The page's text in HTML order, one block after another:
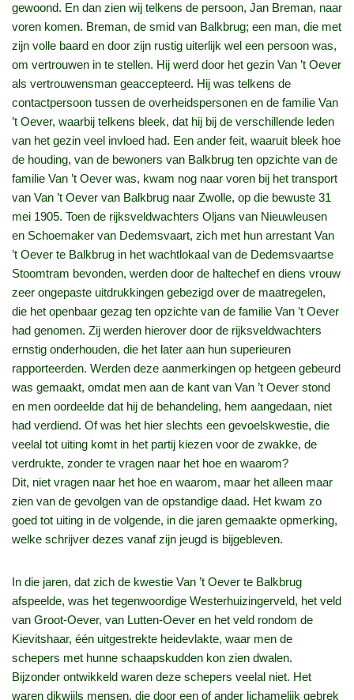
gewoond. En dan zien wij telkens de persoon, Jan Breman, naar
voren komen. Breman, de smid van Balkbrug; een man, die met
zijn volle baard en door zijn rustig uiterlijk wel een persoon was,
om vertrouwen in te stellen. Hij werd door het gezin Van ’t Oever
als vertrouwensman geaccepteerd. Hij was telkens de
contactpersoon tussen de overheidspersonen en de familie Van
’t Oever, waarbij telkens bleek, dat hij bij de verschillende leden
van het gezin veel invloed had. Een ander feit, waaruit bleek hoe
de houding, van de bewoners van Balkbrug ten opzichte van de
familie Van ’t Oever was, kwam nog naar voren bij het transport
van Van ’t Oever van Balkbrug naar Zwolle, op die bewuste 31
mei 1905. Toen de rijksveldwachters Oljans van Nieuwleusen
en Schoemaker van Dedemsvaart, zich met hun arrestant Van
’t Oever te Balkbrug in het wachtlokaal van de Dedemsvaartse
Stoomtram bevonden, werden door de haltechef en diens vrouw
zeer ongepaste uitdrukkingen gebezigd over de maatregelen,
die het openbaar gezag ten opzichte van de familie Van ’t Oever
had genomen. Zij werden hierover door de rijksveldwachters
ernstig onderhouden, die het later aan hun superieuren
rapporteerden. Werden deze aanmerkingen op hetgeen gebeurd
was gemaakt, omdat men aan de kant van Van ’t Oever stond
en men oordeelde dat hij de behandeling, hem aangedaan, niet
had verdiend. Of was het hier slechts een gevoelskwestie, die
veelal tot uiting komt in het partij kiezen voor de zwakke, de
verdrukte, zonder te vragen naar het hoe en waarom?
Dit, niet vragen naar het hoe en waarom, maar het alleen maar
zien van de gevolgen van de opstandige daad. Het kwam zo
goed tot uiting in de volgende, in die jaren gemaakte opmerking,
welke schrijver dezes vanaf zijn jeugd is bijgebleven.
In die jaren, dat zich de kwestie Van ’t Oever te Balkbrug
afspeelde, was het tegenwoordige Westerhuizingerveld, het veld
van Groot-Oever, van Lutten-Oever en het veld rondom de
Kievitshaar, één uitgestrekte heidevlakte, waar men de
schepers met hunne schaapskudden kon zien dwalen.
Bijzonder ontwikkeld waren deze schepers veelal niet. Het
waren dikwijls mensen, die door een of ander lichamelijk gebrek